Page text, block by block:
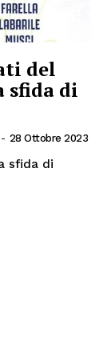
del
sfida di
- 28 Ottobre 2023
sfida di